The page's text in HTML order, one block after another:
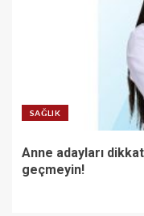
SAĞLIK
Anne adayları
geçmeyin!